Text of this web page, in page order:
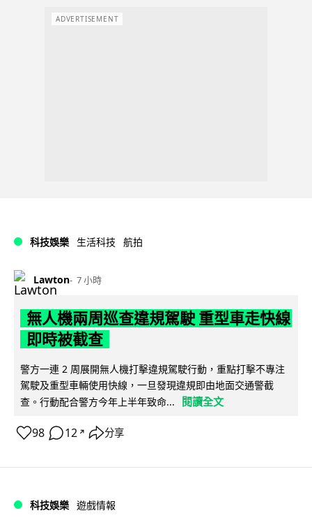
ADVERTISEMENT
科技娛樂 生活科技 航拍
Lawton 7 小時
無人機兩周巡查違規駕駛 重型車走快線
即時被截查
警方一連 2 周展開無人機打擊違規駕駛行動，重點打擊不專注
駕駛及重型車輛使用快線，一旦發現違規即由地面交通警截
查。行動配合警方今年上半年致命...
閱讀全文
98 12 ↗ 分享
科技娛樂 遊戲情報